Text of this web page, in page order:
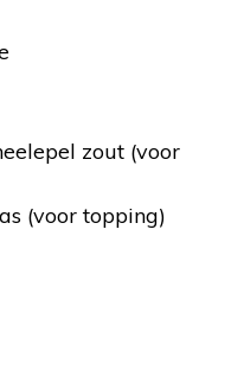
zout (voor
(voor topping)